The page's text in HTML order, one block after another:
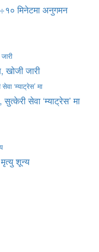
मिनेटमा अनुगमन
खोजी जारी
सेवा ‘म्याट्रेस’ मा
शून्य